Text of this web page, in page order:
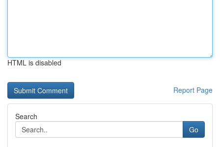
HTML is disabled
Report Page
Search
Go